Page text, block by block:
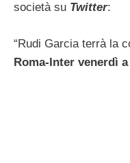
società su Twitter:
“Rudi Garcia terrà la
Roma-Inter venerdì